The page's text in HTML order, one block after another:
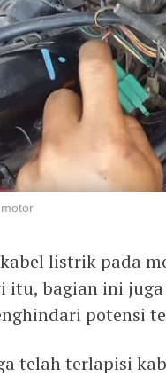
listrik pada
itu, bagian ini
potensi
telah terlapisi